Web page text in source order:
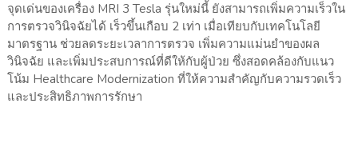
จุดเด่นของเครื่อง MRI 3 Tesla รุ่นใหม่นี้ ยังสามารถเพิ่มความเร็วใน
การตรวจวินิจฉัยได้ เร็วขึ้นเกือบ 2 เท่า เมื่อเทียบกับเทคโนโลยี
มาตรฐาน ช่วยลดระยะเวลาการตรวจ เพิ่มความแม่นยำของผล
วินิจฉัย และเพิ่มประสบการณ์ที่ดีให้กับผู้ป่วย ซึ่งสอดคล้องกับแนว
โน้ม Healthcare Modernization ที่ให้ความสำคัญกับความรวดเร็ว
และประสิทธิภาพการรักษา